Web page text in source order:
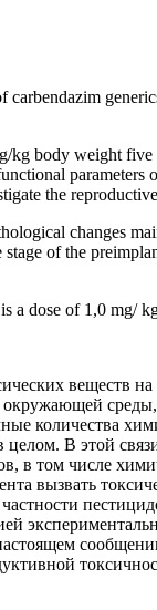
kg body weight
parameters
the
changes
of the
a dose of 1,0 mg/
веществ
количества
В этой
в том числе
вызвать